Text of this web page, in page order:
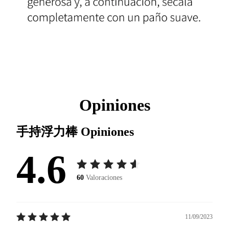
Opiniones
手持浮力棒 Opiniones
4.6 60 Valoraciones
11/09/2023